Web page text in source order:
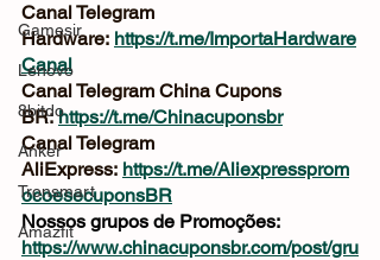
Gamesir
Lenovo
8bitdo
Anker
Tronsmart
Amazfit
Canal Telegram
Hardware: https://t.me/ImportaHardware
Canal
Canal Telegram China Cupons
BR: https://t.me/Chinacuponsbr
Canal Telegram
AliExpress: https://t.me/Aliexpressprom
ocoesecuponsBR
Nossos grupos de Promoções:
https://www.chinacuponsbr.com/post/gru